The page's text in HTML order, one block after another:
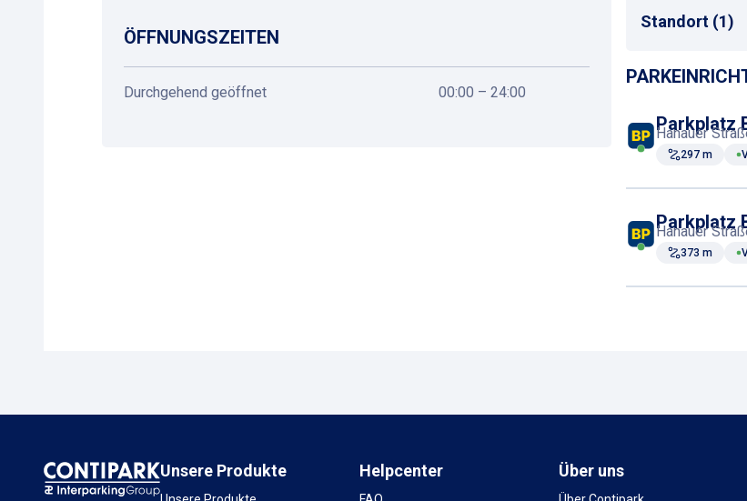
ÖFFNUNGSZEITEN
Durchgehend geöffnet 00:00 – 24:00
Bus-
Zug-
Standort (1)
Bahnhof
Parkplatz
Hanauer
297 m
Parkplatz
Hanauer
373 m
Unsere Produkte Helpcenter Über uns